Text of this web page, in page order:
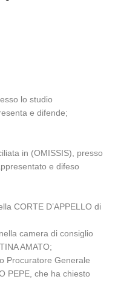
lo studio
e difende;
in (OMISSIS), presso
e difeso
CORTE D’APPELLO di
camera di consiglio
AMATO;
Procuratore Generale
PEPE, che ha chiesto